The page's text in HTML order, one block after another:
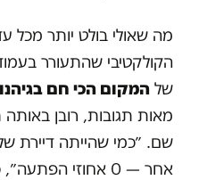
מה שאולי בולט יותר מכל
הקולקטיבי שהתעורר
של המקום הכי חם
מאות תגובות, רובן באותה
שם. ״כמי שהייתה דיירת של
אחר — 0 אחוזי